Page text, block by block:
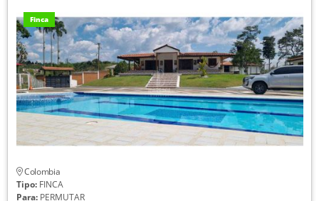
Finca
Colombia
Tipo:FINCA
Para:PERMUTAR